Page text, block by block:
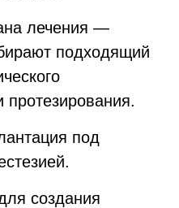
лечения —
подходящий
под
создания